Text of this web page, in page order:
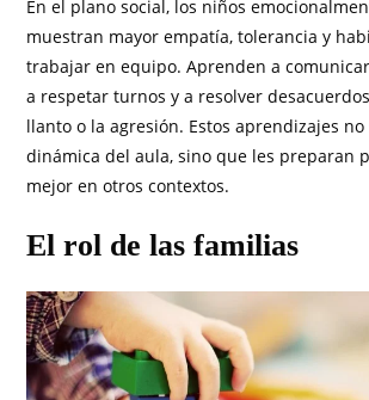
En el plano social, los niños
muestran mayor empatía, tolerancia y
trabajar en equipo. Aprenden a
a respetar turnos y a resolver
llanto o la agresión. Estos aprendizajes
dinámica del aula, sino que les preparan
mejor en otros contextos.
El rol de las familias